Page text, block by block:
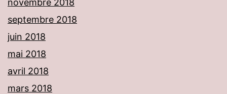
novembre 2018
septembre 2018
juin 2018
mai 2018
avril 2018
mars 2018